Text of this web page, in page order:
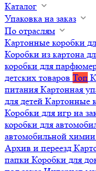
Каталог
Упаковка на заказ
По отраслям
Картонные коробки
Коробки из картона
коробки для
детских товаров Топ
питания Картонная
для детей Картонные
Коробки для игр на
коробки для
автомобильной химии
Архив и переезд
папки Коробки для